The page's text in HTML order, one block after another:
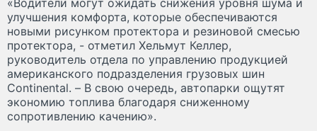
«Водители могут ожидать снижения уровня шума и
улучшения комфорта, которые обеспечиваются
новыми рисунком протектора и резиновой смесью
протектора, - отметил Хельмут Келлер,
руководитель отдела по управлению продукцией
американского подразделения грузовых шин
Continental. – В свою очередь, автопарки ощутят
экономию топлива благодаря сниженному
сопротивлению качению».